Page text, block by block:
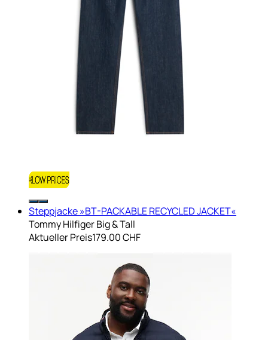
Steppjacke »BT-PACKABLE RECYCLED JACKET«
Tommy Hilfiger Big & Tall
Aktueller Preis179.00 CHF